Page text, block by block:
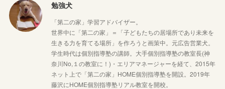
勉強犬
「第二の家」学習アドバイザー。
世界中に「第二の家」＝「子どもたちの居場所であり未来を
生きる力を育てる場所」を作ろうと画策中。元広告営業犬。
学生時代は個別指導塾の講師。大手個別指導塾の教室長(神
奈川No,１の教室に！)・エリアマネージャーを経て、2015年
ネット上で「第二の家」HOME個別指導塾を開設。2019年
藤沢にHOME個別指導塾リアル教室を開校。